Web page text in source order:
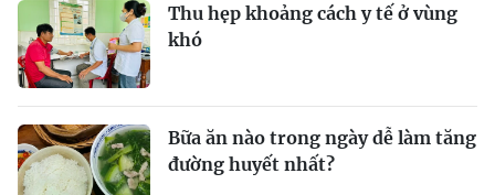
Thu hẹp khoảng cách y tế ở vùng
khó
Bữa ăn nào trong ngày dễ làm tăng
đường huyết nhất?